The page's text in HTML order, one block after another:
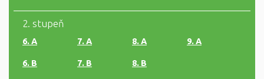
2. stupeň
6. A
6. B
7. A
7. B
8. A
8. B
9. A